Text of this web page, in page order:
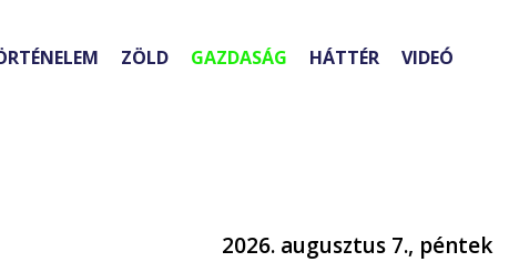
ZÖLD GAZDASÁG HÁTTÉR VIDEÓ
2026. augusztus 7., péntek